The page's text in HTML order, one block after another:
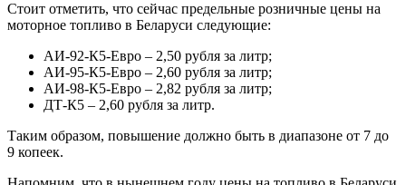
Стоит отметить, что сейчас предельные розничные цены на
моторное топливо в Беларуси следующие:
АИ-92-К5-Евро – 2,50 рубля за литр;
АИ-95-К5-Евро – 2,60 рубля за литр;
АИ-98-К5-Евро – 2,82 рубля за литр;
ДТ-К5 – 2,60 рубля за литр.
Таким образом, повышение должно быть в диапазоне от 7 до
9 копеек.